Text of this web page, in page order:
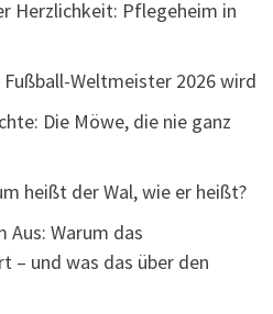
Herzlichkeit: Pflegeheim in
Weltmeister 2026 wird
Die Möwe, die nie ganz
heißt der Wal, wie er heißt?
Aus: Warum das
– und was das über den